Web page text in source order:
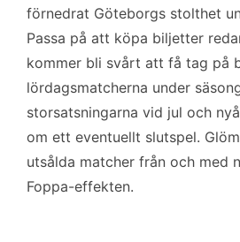
förnedrat Göteborgs stolthet
Passa på att köpa biljetter
kommer bli svårt att få tag på
lördagsmatcherna under
storsatsningarna vid jul och
om ett eventuellt slutspel.
utsålda matcher från och med
Foppa-effekten.